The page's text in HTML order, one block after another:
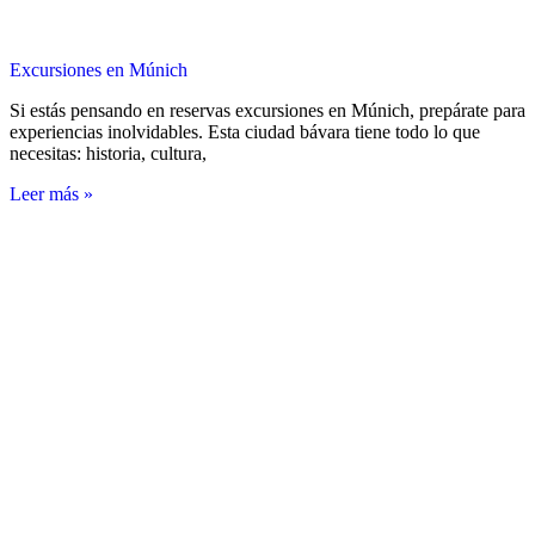
Excursiones en Múnich
Si estás pensando en reservas excursiones en Múnich, prepárate para
experiencias inolvidables. Esta ciudad bávara tiene todo lo que
necesitas: historia, cultura,
Leer más »